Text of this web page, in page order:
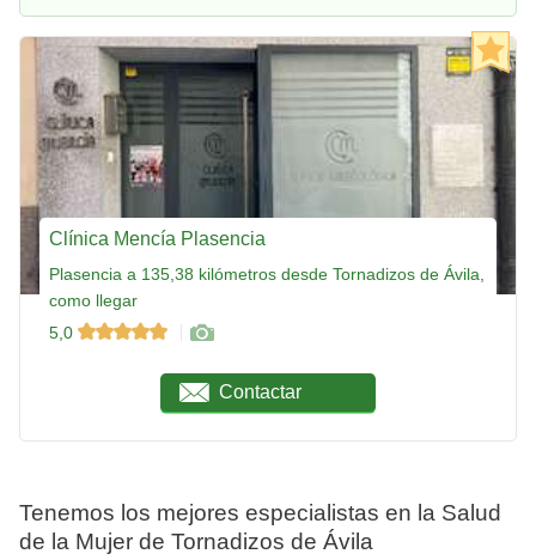
Clínica Mencía Plasencia
Plasencia a 135,38 kilómetros desde Tornadizos de Ávila,
como llegar
5,0
Contactar
Tenemos los mejores especialistas en la Salud
de la Mujer de Tornadizos de Ávila